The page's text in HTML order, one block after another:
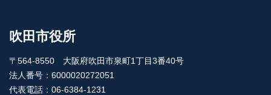
吹田市役所
〒564-8550 大阪府吹田市泉町1丁目3番40号
法人番号：6000020272051
代表電話：06-6384-1231